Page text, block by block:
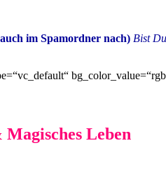
im Spamordner nach) Bist
Leben